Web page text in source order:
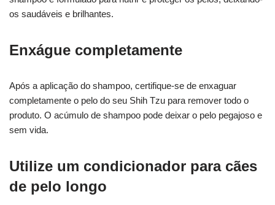
os saudáveis e brilhantes.
Enxágue completamente
Após a aplicação do shampoo, certifique-se de enxaguar
completamente o pelo do seu Shih Tzu para remover todo o
produto. O acúmulo de shampoo pode deixar o pelo pegajoso e
sem vida.
Utilize um condicionador para cães
de pelo longo